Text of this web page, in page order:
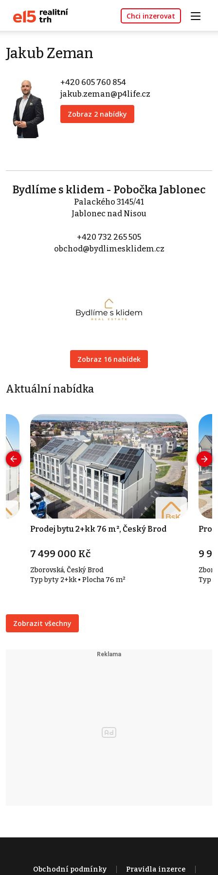
Chci inzerovat
Jakub Zeman
+420 605 760 854
jakub.zeman@p4life.cz
Zobraz 2 nabídky
Bydlíme s klidem - Pobočka Jablonec
Palackého 3145/41
Jablonec nad Nisou
+420 732 265 505
obchod@bydlimesklidem.cz
Zobraz 16 nabídek
Aktuální nabídka
Prodej bytu 2+kk 76 m², Český Brod
7 499 000 Kč
Zborovská, Český Brod
Typ byty 2+kk • Plocha 76 m²
9
Typ
Zobrazit všechny
Obchodní podmínky Pravidla inzerce